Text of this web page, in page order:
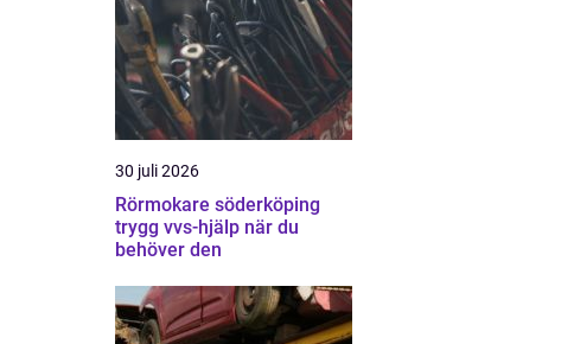
30 juli 2026
Rörmokare söderköping
trygg vvs-hjälp när du
behöver den